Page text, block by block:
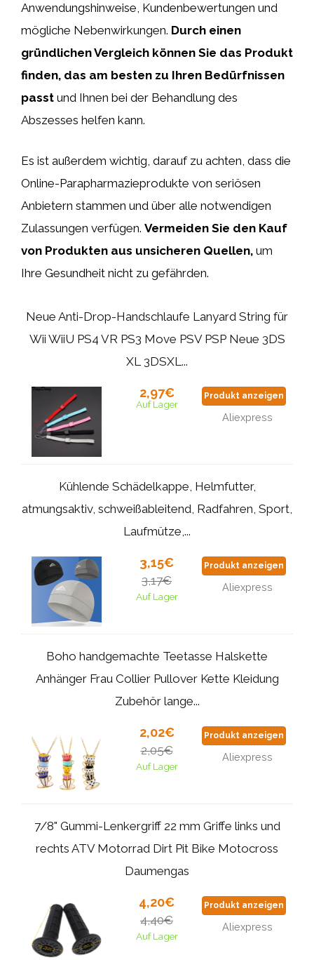
Anwendungshinweise, Kundenbewertungen und
mögliche Nebenwirkungen. Durch einen
gründlichen Vergleich können Sie das Produkt
finden, das am besten zu Ihren Bedürfnissen
passt und Ihnen bei der Behandlung des
Abszesses helfen kann.
Es ist außerdem wichtig, darauf zu achten, dass die
Online-Parapharmazieprodukte von seriösen
Anbietern stammen und über alle notwendigen
Zulassungen verfügen. Vermeiden Sie den Kauf
von Produkten aus unsicheren Quellen, um
Ihre Gesundheit nicht zu gefährden.
Neue Anti-Drop-Handschlaufe Lanyard String für
Wii WiiU PS4 VR PS3 Move PSV PSP Neue 3DS
XL 3DSXL...
2,97€
Auf Lager
Produkt anzeigen
Aliexpress
Kühlende Schädelkappe, Helmfutter,
atmungsaktiv, schweißableitend, Radfahren, Sport,
Laufmütze,...
3,15€
3,17€
Auf Lager
Produkt anzeigen
Aliexpress
Boho handgemachte Teetasse Halskette
Anhänger Frau Collier Pullover Kette Kleidung
Zubehör lange...
2,02€
2,05€
Auf Lager
Produkt anzeigen
Aliexpress
7/8" Gummi-Lenkergriff 22 mm Griffe links und
rechts ATV Motorrad Dirt Pit Bike Motocross
Daumengas
4,20€
4,40€
Auf Lager
Produkt anzeigen
Aliexpress